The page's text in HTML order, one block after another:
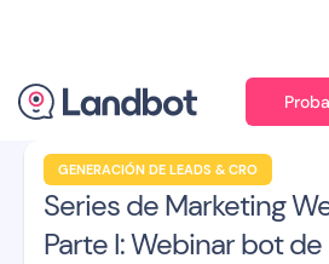
GENERACIÓN DE LEADS & CRO
Series de Marketing
Parte I: Webinar bot de
Ilustración: Jana